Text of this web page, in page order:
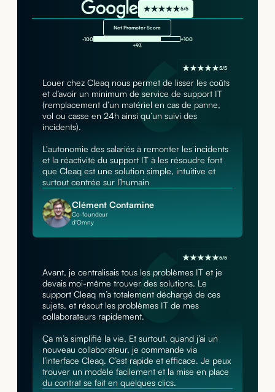
5/5
Net Promoter Score
-100
+100
+93
5/5
Louer chez Cleaq nous permet de lisser les coûts
et d’avoir un minimum de service de support IT
(remplacement d’un matériel en cas de panne,
vol ou casse en 24h ainsi qu’un suivi des
incidents).
L'autonomie des salariés à remonter les incidents
et la réactivité du support IT à les résoudre font
que Cleaq est une solution simple, intuitive et
surtout centrée sur l’humain
Clément Contamine
Co-foundeur
d'Omny
5/5
Avant, je centralisais tous les problèmes IT et je
devais moi-même trouver des solutions. Le
support Cleaq m’a totalement déchargé de ces
sujets, et résout les problèmes IT de mes
collaborateurs rapidement.
Ça m’a simplifié la vie. Et surtout, quand j’ai un
nouveau collaborateur, je commande via
l’interface Cleaq. C’est rapide et efficace. Je peux
trouver un modèle facilement et la mise en place
du contrat se fait en quelques clics.